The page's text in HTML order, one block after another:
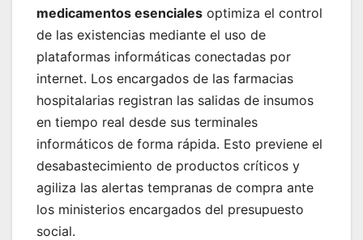
medicamentos esenciales optimiza el control
de las existencias mediante el uso de
plataformas informáticas conectadas por
internet. Los encargados de las farmacias
hospitalarias registran las salidas de insumos
en tiempo real desde sus terminales
informáticos de forma rápida. Esto previene el
desabastecimiento de productos críticos y
agiliza las alertas tempranas de compra ante
los ministerios encargados del presupuesto
social.